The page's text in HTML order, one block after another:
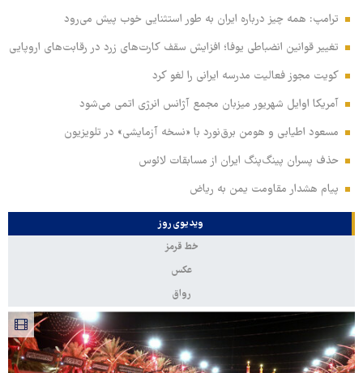
ترامپ: همه چیز درباره ایران به طور استثنایی خوب پیش می‌رود
تغییر قوانین انضباطی یوفا؛ افزایش سقف کارت‌های زرد در رقابت‌های اروپایی
کویت مجوز فعالیت مدرسه ایرانی را لغو کرد
آمریکا اوایل شهریور میزبان مجمع آژانس انرژی اتمی می‌شود
مسعود اطیابی و هومن برق‌نورد با «نسخه آزمایشی» در تلویزیون
حذف پسران پینگ‌پنگ ایران از مسابقات لائوس
پیام هشدار مقاومت یمن به ریاض
ویدیوی روز
خط قرمز
عکس
رواق